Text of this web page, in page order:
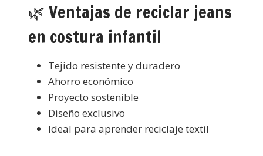
🌿 Ventajas de reciclar jeans
en costura infantil
Tejido resistente y duradero
Ahorro económico
Proyecto sostenible
Diseño exclusivo
Ideal para aprender reciclaje textil